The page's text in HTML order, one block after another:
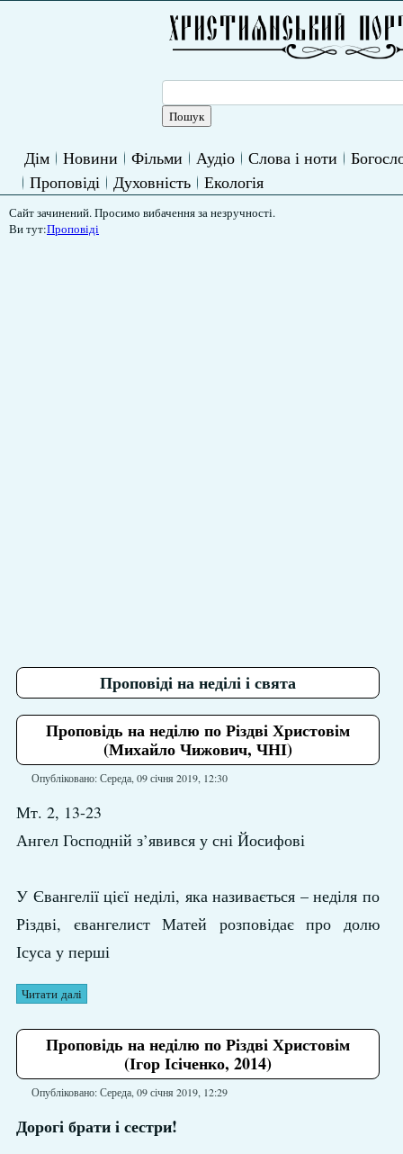
Дім Новини Фільми Аудіо Слова і ноти
Проповіді
Духовність Екологія
Сайт зачинений. Просимо вибачення за незручності.
Ви тут:Проповіді
Проповіді на неділі і свята
Проповідь на неділю по Різдві Христовім
(Михайло Чижович, ЧНІ)
Опубліковано: Середа, 09 січня 2019, 12:30
Мт. 2, 13-23
Ангел Господній з’явився у сні Йосифові
У Євангелії цієї неділі, яка називається – неділя по
Різдві, євангелист Матей розповідає про долю
Ісуса у перші
Читати далі
Проповідь на неділю по Різдві Христовім
(Ігор Ісіченко, 2014)
Опубліковано: Середа, 09 січня 2019, 12:29
Дорогі брати і сестри!